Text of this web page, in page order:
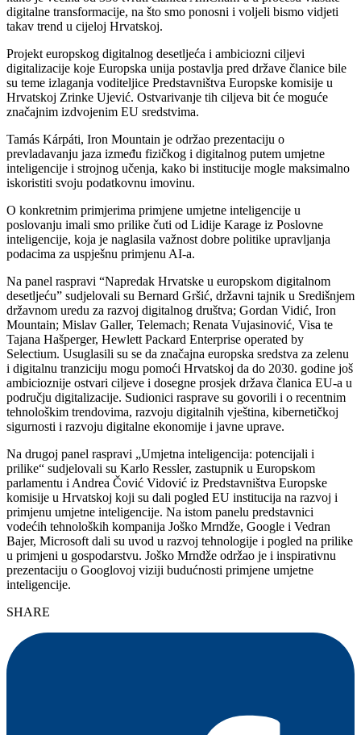
digitalne transformacije, na što smo ponosni i voljeli bismo vidjeti
takav trend u cijeloj Hrvatskoj.
Projekt europskog digitalnog desetljeća i ambiciozni ciljevi
digitalizacije koje Europska unija postavlja pred države članice bile
su teme izlaganja voditeljice Predstavništva Europske komisije u
Hrvatskoj Zrinke Ujević. Ostvarivanje tih ciljeva bit će moguće
značajnim izdvojenim EU sredstvima.
Tamás Kárpáti, Iron Mountain je održao prezentaciju o
prevladavanju jaza između fizičkog i digitalnog putem umjetne
inteligencije i strojnog učenja, kako bi institucije mogle maksimalno
iskoristiti svoju podatkovnu imovinu.
O konkretnim primjerima primjene umjetne inteligencije u
poslovanju imali smo prilike čuti od Lidije Karage iz Poslovne
inteligencije, koja je naglasila važnost dobre politike upravljanja
podacima za uspješnu primjenu AI-a.
Na panel raspravi “Napredak Hrvatske u europskom digitalnom
desetljeću” sudjelovali su Bernard Gršić, državni tajnik u Središnjem
državnom uredu za razvoj digitalnog društva; Gordan Vidić, Iron
Mountain; Mislav Galler, Telemach; Renata Vujasinović, Visa te
Tajana Hašperger, Hewlett Packard Enterprise operated by
Selectium. Usuglasili su se da značajna europska sredstva za zelenu
i digitalnu tranziciju mogu pomoći Hrvatskoj da do 2030. godine još
ambicioznije ostvari ciljeve i dosegne prosjek država članica EU-a u
području digitalizacije. Sudionici rasprave su govorili i o recentnim
tehnološkim trendovima, razvoju digitalnih vještina, kibernetičkoj
sigurnosti i razvoju digitalne ekonomije i javne uprave.
Na drugoj panel raspravi „Umjetna inteligencija: potencijali i
prilike“ sudjelovali su Karlo Ressler, zastupnik u Europskom
parlamentu i Andrea Čović Vidović iz Predstavništva Europske
komisije u Hrvatskoj koji su dali pogled EU institucija na razvoj i
primjenu umjetne inteligencije. Na istom panelu predstavnici
vodećih tehnoloških kompanija Joško Mrndže, Google i Vedran
Bajer, Microsoft dali su uvod u razvoj tehnologije i pogled na prilike
u primjeni u gospodarstvu. Joško Mrndže održao je i inspirativnu
prezentaciju o Googlovoj viziji budućnosti primjene umjetne
inteligencije.
SHARE